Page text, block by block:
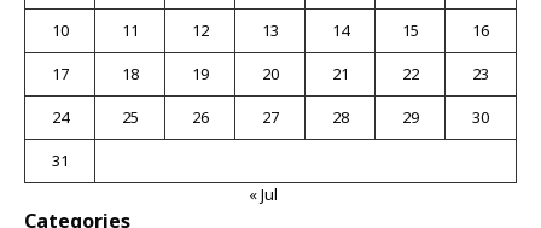
10
11 12 13 14 15
16
17
18 19 20 21 22
23
24
25 26 27 28 29
30
31
« Jul
Categories